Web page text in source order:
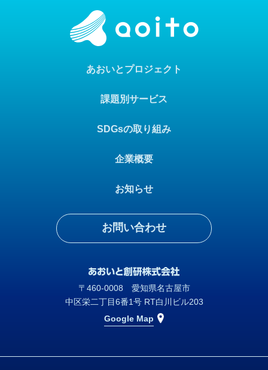
あおいとプロジェクト
SDGsの取り組み
お知らせ
課題別サービス
企業概要
お問い合わせ
〒460-0008 愛知県名古屋市
中区栄二丁目6番1号 RT白川ビル203
Google Map